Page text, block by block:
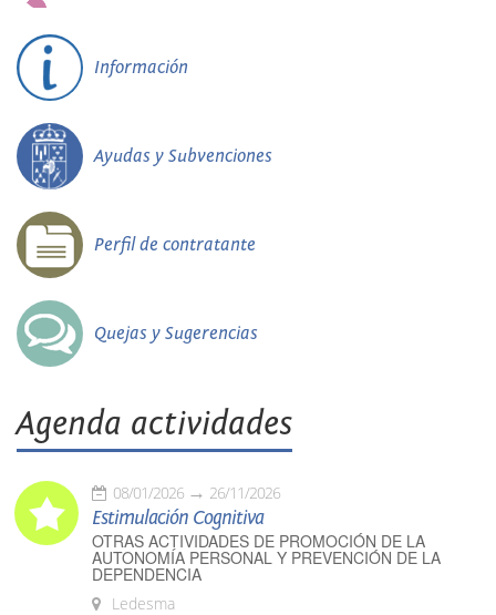
Información
Ayudas y Subvenciones
Perfil de contratante
Quejas y Sugerencias
Agenda actividades
08/01/2026 26/11/2026
Estimulación Cognitiva
OTRAS ACTIVIDADES DE PROMOCIÓN DE LA
AUTONOMÍA PERSONAL Y PREVENCIÓN DE LA
DEPENDENCIA
Ledesma